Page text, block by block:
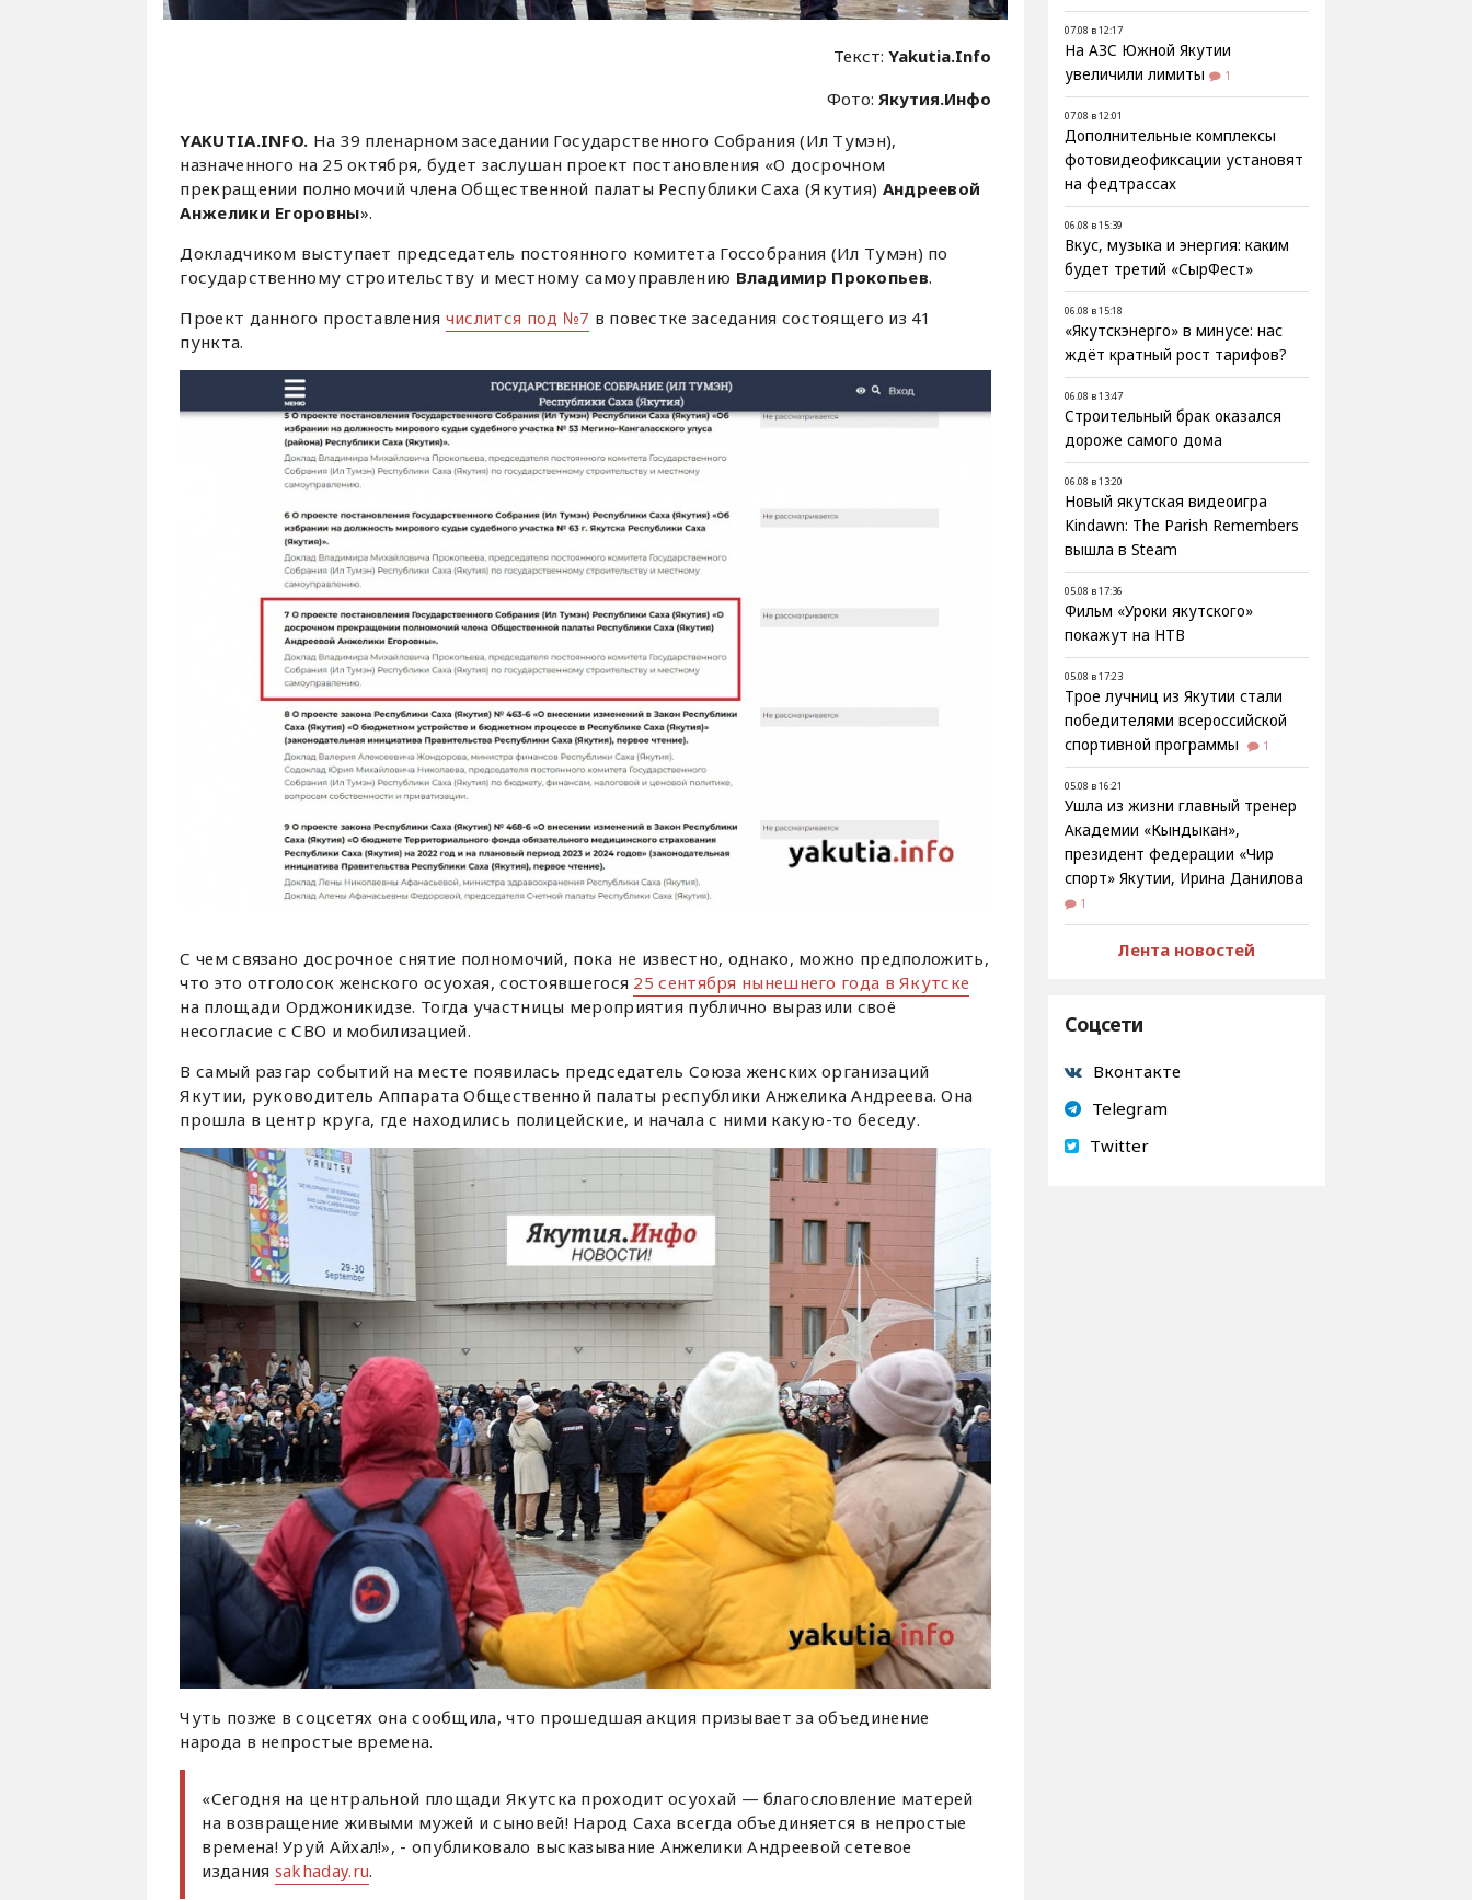
Текст:Yakutia.Info
Фото:Якутия.Инфо
YAKUTIA.INFO. На 39 пленарном заседании Государственного Собрания (Ил Тумэн),
назначенного на 25 октября, будет заслушан проект постановления «О досрочном
прекращении полномочий члена Общественной палаты Республики Саха (Якутия) Андреевой
Анжелики Егоровны».
Докладчиком выступает председатель постоянного комитета Госсобрания (Ил Тумэн) по
государственному строительству и местному самоуправлению Владимир Прокопьев.
Проект данного проставления числится под №7 в повестке заседания состоящего из 41
пункта.
С чем связано досрочное снятие полномочий, пока не известно, однако, можно предположить,
что это отголосок женского осуохая, состоявшегося 25 сентября нынешнего года в Якутске
на площади Орджоникидзе. Тогда участницы мероприятия публично выразили своё
несогласие с СВО и мобилизацией.
В самый разгар событий на месте появилась председатель Союза женских организаций
Якутии, руководитель Аппарата Общественной палаты республики Анжелика Андреева. Она
прошла в центр круга, где находились полицейские, и начала с ними какую-то беседу.
Чуть позже в соцсетях она сообщила, что прошедшая акция призывает за объединение
народа в непростые времена.
«Сегодня на центральной площади Якутска проходит осуохай — благословление матерей
на возвращение живыми мужей и сыновей! Народ Саха всегда объединяется в непростые
времена! Уруй Айхал!», - опубликовало высказывание Анжелики Андреевой сетевое
издания sakhaday.ru.
07.08 в 12:17
На АЗС Южной Якутии
увеличили лимиты
1
07.08 в 12:01
Дополнительные комплексы
фотовидеофиксации установят
на федтрассах
06.08 в 15:39
Вкус, музыка и энергия: каким
будет третий «СырФест»
06.08 в 15:18
«Якутскэнерго» в минусе: нас
ждёт кратный рост тарифов?
06.08 в 13:47
Строительный брак оказался
дороже самого дома
06.08 в 13:20
Новый якутская видеоигра
Kindawn: The Parish Remembers
вышла в Steam
05.08 в 17:36
Фильм «Уроки якутского»
покажут на НТВ
05.08 в 17:23
Трое лучниц из Якутии стали
победителями всероссийской
спортивной программы
1
05.08 в 16:21
Ушла из жизни главный тренер
Академии «Кындыкан»,
президент федерации «Чир
спорт» Якутии, Ирина Данилова
1
Лента новостей
Соцсети
Вконтакте
Telegram
Twitter